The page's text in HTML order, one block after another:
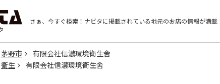
さぁ、今すぐ検索！ ナビタに掲載されている地元のお店の情報が満載
茅野市
有限会社信濃環境衛生舍
衛生 有限会社信濃環境衛生舍